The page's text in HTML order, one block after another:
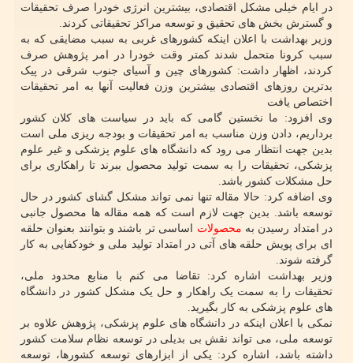
در ایام خیلی مشکل اقتصادی، بیشترین انرژی خودرا صرف تحقیقات
و گسترش بخش های تحقیق و توسعه مراکز تحقیقاتی کردند.
وزیر بهداشت با اعلان اینکه کشورهای غربی به سبب مضایقی که به
سبب کرونا متحمل شدند کمتر وقت خودرا در امر پژوهش صرف
کردند، اظهار داشت: کشورهای چین و آسیای جنوب شرقی در پیک
بدترین روزهای اقتصادی بیشترین وزن فعالیت آنها به امر تحقیقات
اختصاص یافت
وی افزود: ما نخستین گامی که باید در سیاست های کلان کشور
برداریم، دادن وزن مناسب به امر تحقیقات و بودجه ریزی ملی است
بدین جهت انتظار می رود که دانشگاه های علوم پزشکی و غیر علوم
پزشکی، تحقیقات را به سمت تولید محصول ببرند تا راهکاری برای
حل مشکلات کشور باشد.
وی اضافه کرد: حالا مقاله تنها نمی تواند مشکل گشای کشور در حال
توسعه باشد. بدین جهت لازم است که همه مقاله ها محصول جانبی
در امتداد رسیدن به محصولات اساسی تر باشند و بتوانند بعنوان حلقه
ای برای پویش حلقه های آتی در امتداد تولید ملی و خودکفایی به کار
گرفته شوند.
وزیر بهداشت اشاره کرد: تقاضا می کنم با منابع محدود ملی،
تحقیقات را به سمت یک راهکار و حل یک مشکل کشور در دانشگاه
های علوم پزشکی به کار بگیرید.
نمکی با اعلان اینکه در دانشگاه های علوم پزشکی، پژوهش علاوه بر
توسعه ملی، می تواند نقش بی بدیلی در توسعه نظام سلامت کشور
داشته باشد، اشاره کرد: یکی از ابزارهای توسعه کشورها، توسعه